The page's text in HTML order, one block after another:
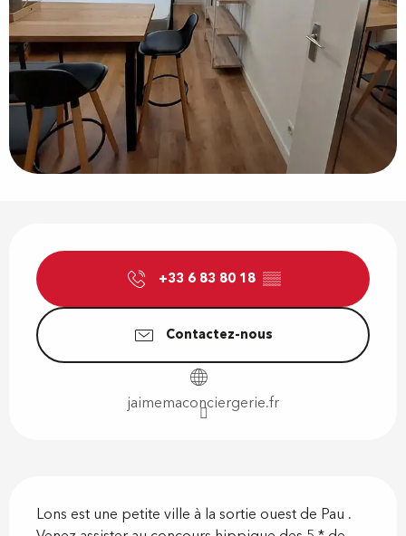
+33 6 83 80 18 ▒▒
Contactez-nous
jaimemaconciergerie.fr
Lons est une petite ville à la sortie ouest de Pau .